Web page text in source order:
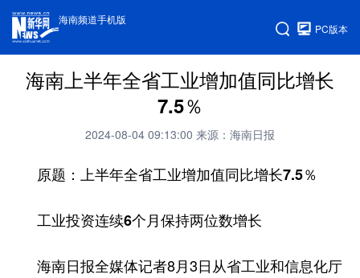
海南频道手机版
PC版本
海南上半年全省工业增加值同比增长
7.5％
2024-08-04 09:13:00 来源：海南日报
原题：上半年全省工业增加值同比增长7.5％
工业投资连续6个月保持两位数增长
海南日报全媒体记者8月3日从省工业和信息化厅